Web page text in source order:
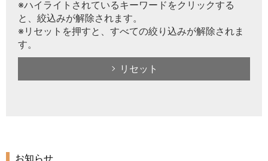
※ハイライトされているキーワードをクリックする
と、絞込みが解除されます。
※リセットを押すと、すべての絞り込みが解除されま
す。
リセット
お知らせ